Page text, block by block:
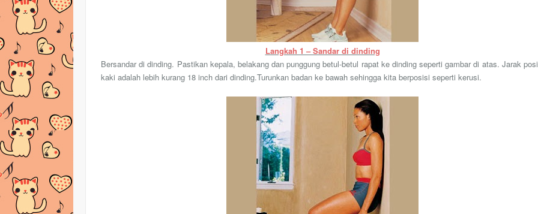
Langkah 1 – Sandar di dinding
Bersandar di dinding. Pastikan kepala, belakang dan punggung betul-betul rapat ke dinding seperti gambar di atas. Jarak
kaki adalah lebih kurang 18 inch dari dinding.Turunkan badan ke bawah sehingga kita berposisi seperti kerusi.